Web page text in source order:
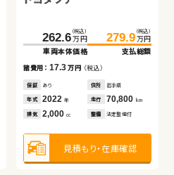
262.6 （税込）
万円
車両本体価格
279.9 （税込）
万円
支払総額
諸費用： 17.3万円 （税込）
保証 あり 住所 岩手県
年式 2022年 走行 70,800 km
排気 2,000cc 整備 法定整備付
見積もり・在庫確認
51.0
諸費用：11.4万円（税込）
あり
年式 2014年 走行
排気 1,500 整備 法定整備付
見積もり・在庫確認
57.6
諸費用：6.1 万円（税込）
なし
年式 2015年 走行
排気 660 整備 法定整備付
見積もり・在庫確認